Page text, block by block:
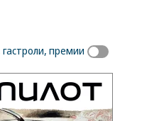
премии